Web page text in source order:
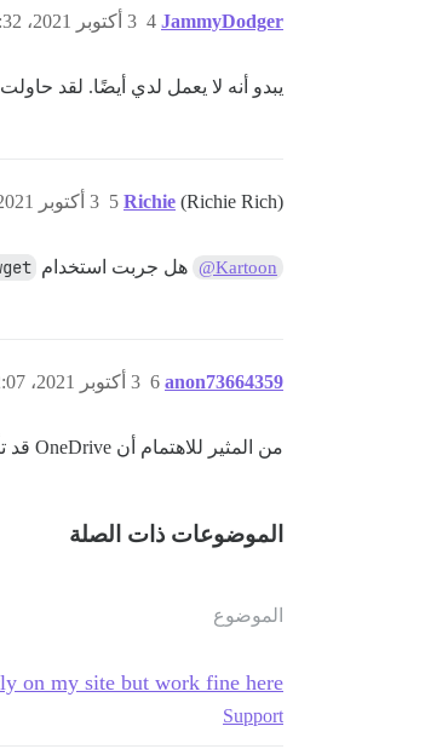
JammyDodger 3 أكتوبر 2021، 12:32م 4
يبدو أنه لا يعمل لدي أيضًا. لقد
Richie (Richie Rich) 3 أكتوبر 2021، 12:53م 5
@Kartoon هل جربت استخدام
anon73664359 3 أكتوبر 2021، 2:07م 6
من المثير للاهتمام أن OneDrive قد تأثر أيضًا. فالمشكلة ليست مقصورة على Google Drive.
الموضوعات ذات الصلة
الموضوع
on my site but work fine here
Support